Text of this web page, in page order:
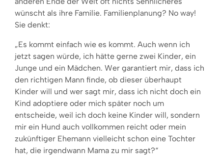
wünscht als ihre Familie. Familienplanung? No way!
Sie denkt:
„Es kommt einfach wie es kommt. Auch wenn ich
jetzt sagen würde, ich hätte gerne zwei Kinder, ein
Junge und ein Mädchen. Wer garantiert mir, dass ich
den richtigen Mann finde, ob dieser überhaupt
Kinder will und wer sagt mir, dass ich nicht doch ein
Kind adoptiere oder mich später noch um
entscheide, weil ich doch keine Kinder will, sondern
mir ein Hund auch vollkommen reicht oder mein
zukünftiger Ehemann vielleicht schon eine Tochter
hat, die irgendwann Mama zu mir sagt?“